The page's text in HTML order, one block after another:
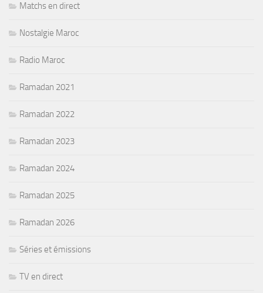
Matchs en direct
Nostalgie Maroc
Radio Maroc
Ramadan 2021
Ramadan 2022
Ramadan 2023
Ramadan 2024
Ramadan 2025
Ramadan 2026
Séries et émissions
TV en direct